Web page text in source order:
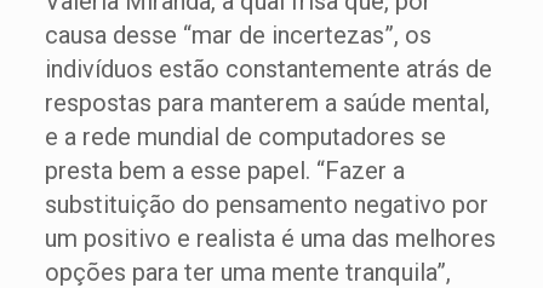
causa desse “mar de incertezas”, os
indivíduos estão constantemente atrás de
respostas para manterem a saúde mental,
e a rede mundial de computadores se
presta bem a esse papel. “Fazer a
substituição do pensamento negativo por
um positivo e realista é uma das melhores
opções para ter uma mente tranquila”,